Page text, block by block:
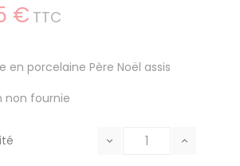
€ TTC
en porcelaine Père Noël assis
non fournie